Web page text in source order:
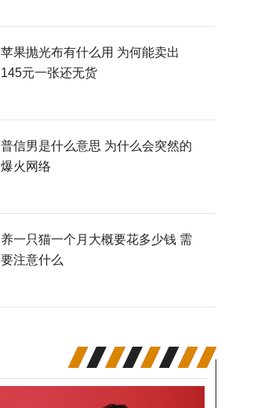
苹果抛光布有什么用 为何能卖出
145元一张还无货
普信男是什么意思 为什么会突然的
爆火网络
养一只猫一个月大概要花多少钱 需
要注意什么